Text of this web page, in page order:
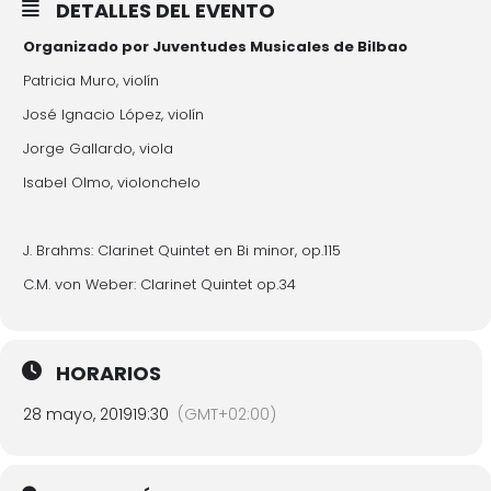
DETALLES DEL EVENTO
Organizado por Juventudes Musicales de Bilbao
Patricia Muro, violín
José Ignacio López, violín
Jorge Gallardo, viola
Isabel Olmo, violonchelo
J. Brahms: Clarinet Quintet en Bi minor, op.115
C.M. von Weber: Clarinet Quintet op.34
HORARIOS
28 mayo, 201919:30 (GMT+02:00)